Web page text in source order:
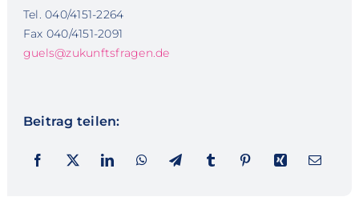
Tel. 040/4151-2264
Fax 040/4151-2091
guels@zukunftsfragen.de
Beitrag teilen: